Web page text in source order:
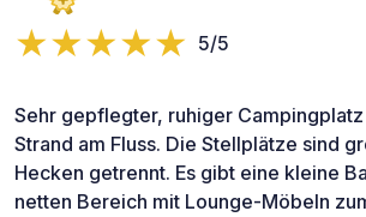
5/5
Sehr gepflegter, ruhiger
Strand am Fluss. Die Stellplätze sind
Hecken getrennt. Es gibt eine kleine
netten Bereich mit Lounge-Möbeln